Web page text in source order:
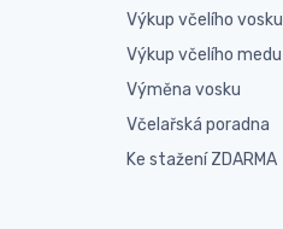
Výkup včelího vosku
Výkup včelího medu
Výměna vosku
Včelařská poradna
Ke stažení ZDARMA